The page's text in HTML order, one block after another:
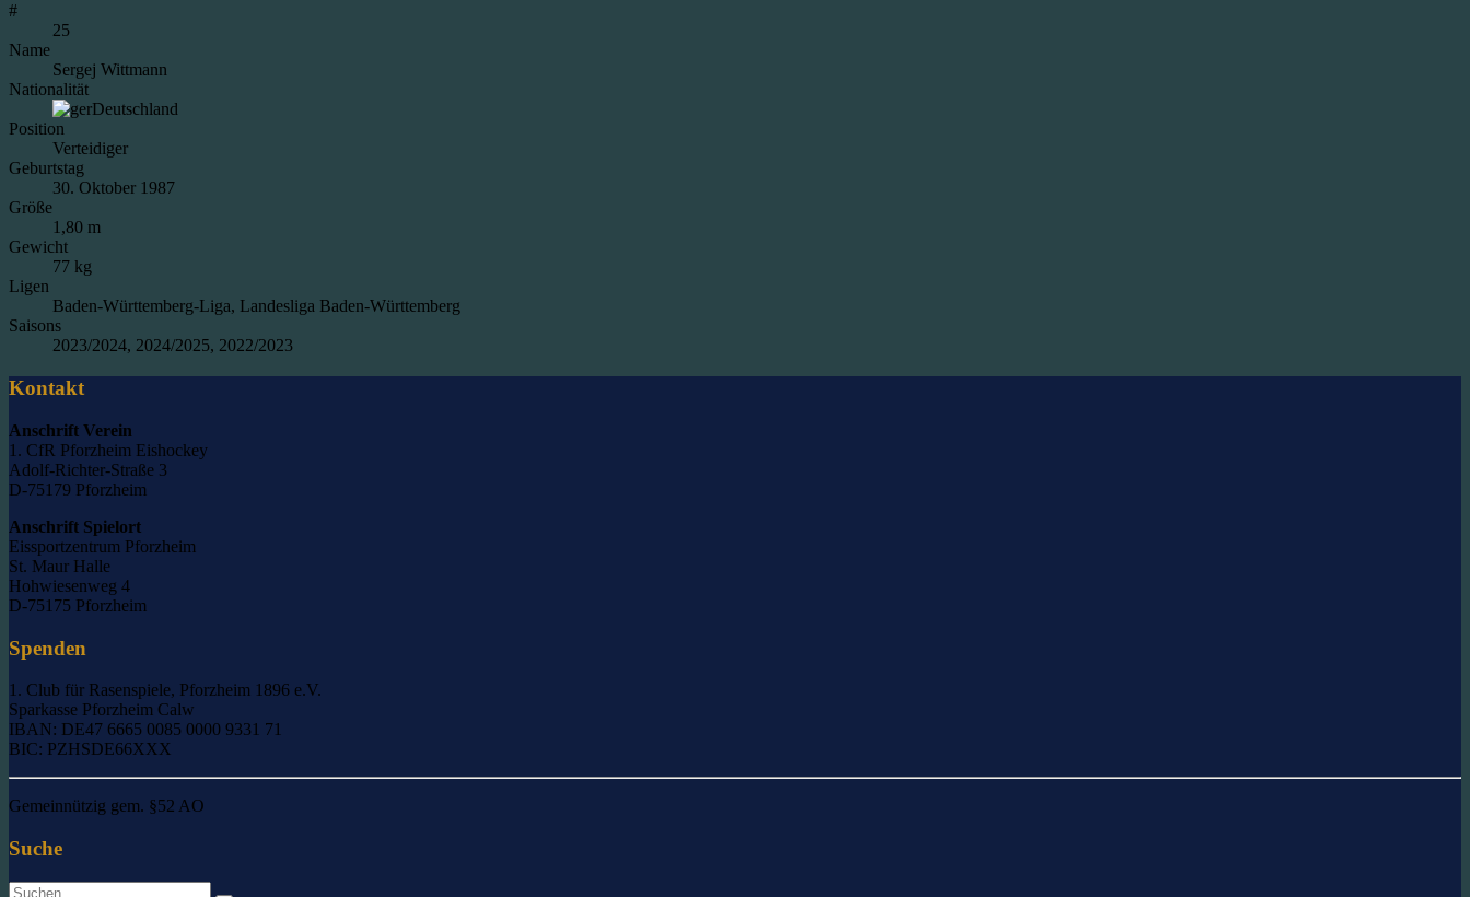
#
25
Name
Sergej Wittmann
Nationalität
Deutschland
Position
Verteidiger
Geburtstag
30. Oktober 1987
Größe
1,80 m
Gewicht
77 kg
Ligen
Baden-Württemberg-Liga, Landesliga Baden-Württemberg
Saisons
2023/2024, 2024/2025, 2022/2023
Kontakt
Anschrift Verein
1. CfR Pforzheim Eishockey
Adolf-Richter-Straße 3
D-75179 Pforzheim
Anschrift Spielort
Eissportzentrum Pforzheim
St. Maur Halle
Hohwiesenweg 4
D-75175 Pforzheim
Spenden
1. Club für Rasenspiele, Pforzheim 1896 e.V.
Sparkasse Pforzheim Calw
IBAN: DE47 6665 0085 0000 9331 71
BIC: PZHSDE66XXX
Gemeinnützig gem. §52 AO
Suche
Suche